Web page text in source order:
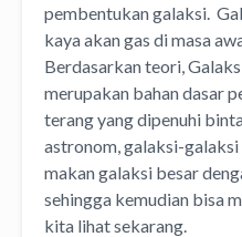
pembentukan galaksi.
kaya akan gas di masa
Berdasarkan teori,
merupakan bahan dasar
terang yang dipenuhi
astronom, galaksi-
makan galaksi besar
sehingga kemudian bisa
kita lihat sekarang.